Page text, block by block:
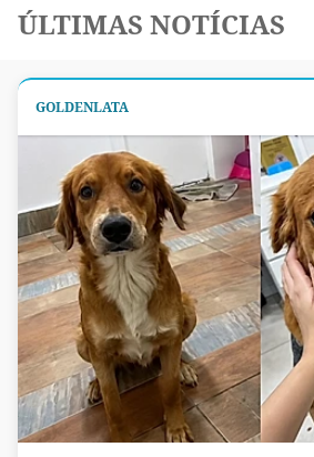
ÚLTIMAS NOTÍCIAS
GOLDENLATA